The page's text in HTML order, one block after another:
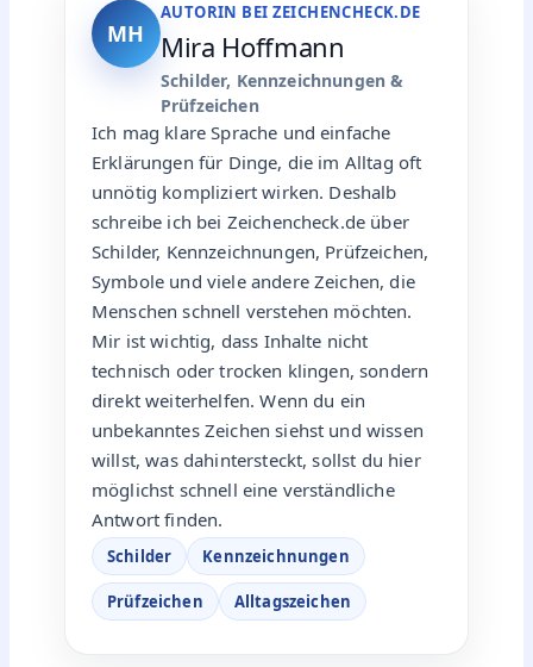
MH
AUTORIN BEI ZEICHENCHECK.DE
Mira Hoffmann
Schilder, Kennzeichnungen &
Prüfzeichen
Ich mag klare Sprache und einfache
Erklärungen für Dinge, die im Alltag oft
unnötig kompliziert wirken. Deshalb
schreibe ich bei Zeichencheck.de über
Schilder, Kennzeichnungen, Prüfzeichen,
Symbole und viele andere Zeichen, die
Menschen schnell verstehen möchten.
Mir ist wichtig, dass Inhalte nicht
technisch oder trocken klingen, sondern
direkt weiterhelfen. Wenn du ein
unbekanntes Zeichen siehst und wissen
willst, was dahintersteckt, sollst du hier
möglichst schnell eine verständliche
Antwort finden.
Schilder Kennzeichnungen
Prüfzeichen Alltagszeichen